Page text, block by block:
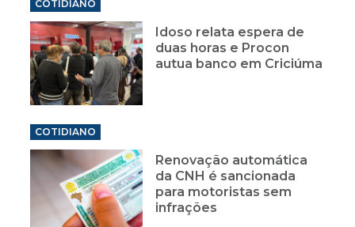
COTIDIANO
Idoso relata espera de
duas horas e Procon
autua banco em Criciúma
COTIDIANO
Renovação automática
da CNH é sancionada
para motoristas sem
infrações